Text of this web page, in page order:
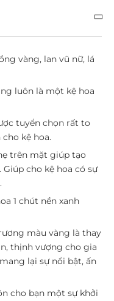
vàng, lan vũ nữ, lá
luôn là một kệ hoa
tuyển chọn rất to
kệ hoa.
trên mặt giúp tạo
cho kệ hoa có sự
1 chút nền xanh
màu vàng là thay
thịnh vượng cho gia
lại sự nổi bật, ấn
cho bạn một sự khởi